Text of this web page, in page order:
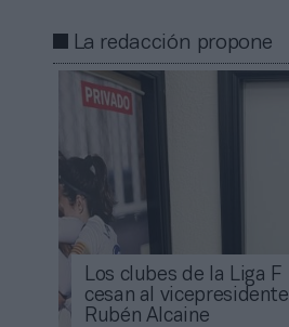
La redacción propone
Los clubes de la Liga F
cesan al vicepresidente
Rubén Alcaine